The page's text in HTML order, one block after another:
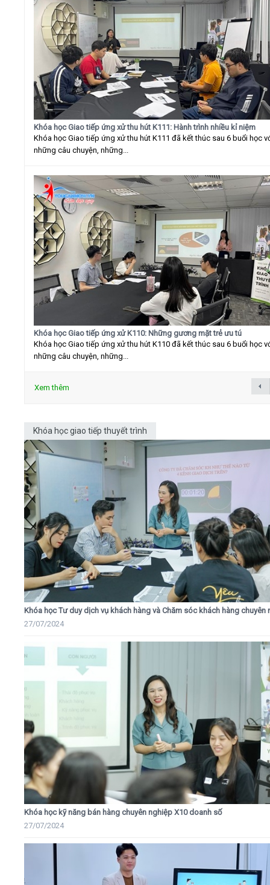
Khóa học Giao tiếp ứng xử thu hút K111: Hành trình nhiều kỉ niệm
Khóa học Giao tiếp ứng xử thu hút K111 đã kết thúc sau 6 buổi học
những câu chuyện, những...
Khóa học Giao tiếp ứng xử K110: Những gương mặt trẻ ưu tú
Khóa học Giao tiếp ứng xử thu hút K110 đã kết thúc sau 6 buổi học
những câu chuyện, những...
Xem thêm
Khóa học giao tiếp thuyết trình
Khóa học Tư duy dịch vụ khách hàng và Chăm sóc khách hàng chuyên
27/07/2024
Khóa học kỹ năng bán hàng chuyên nghiệp X10 doanh số
27/07/2024